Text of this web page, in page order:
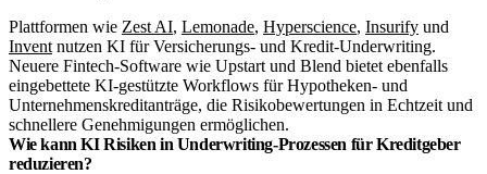
Plattformen wie Zest AI, Lemonade, Hyperscience, Insurify und
Invent nutzen KI für Versicherungs- und Kredit-Underwriting.
Neuere Fintech-Software wie Upstart und Blend bietet ebenfalls
eingebettete KI-gestützte Workflows für Hypotheken- und
Unternehmenskreditanträge, die Risikobewertungen in Echtzeit und
schnellere Genehmigungen ermöglichen.
Wie kann KI Risiken in Underwriting-Prozessen für Kreditgeber
reduzieren?